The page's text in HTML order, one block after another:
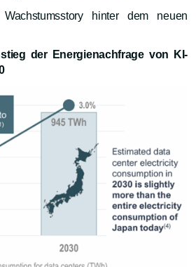
hinter dem neuen
der Energienachfrage von KI-